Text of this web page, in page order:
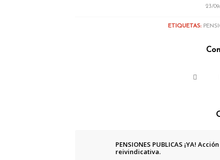
23/
/
ETIQUETAS:
PENSIONES PUBLICAS ¡YA! Acción
reivindicativa.